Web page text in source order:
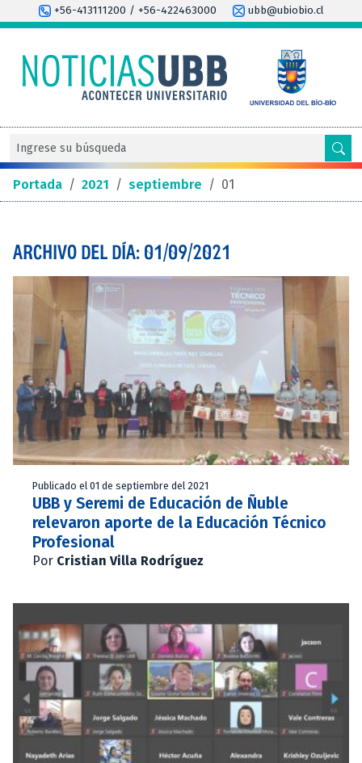
+56-413111200 / +56-422463000 ubb@ubiobio.cl
Portada / 2021 / septiembre / 01
ARCHIVO DEL DÍA: 01/09/2021
Publicado el 01 de septiembre del 2021
UBB y Seremi de Educación de Ñuble
relevaron aporte de la Educación Técnico
Profesional
Por Cristian Villa Rodríguez